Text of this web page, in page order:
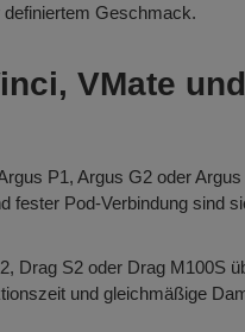
Geschmack.
VMate
P1, Argus G2 oder
Pod-Verbindung sind
Drag S2 oder Drag M100S
und gleichmäßige